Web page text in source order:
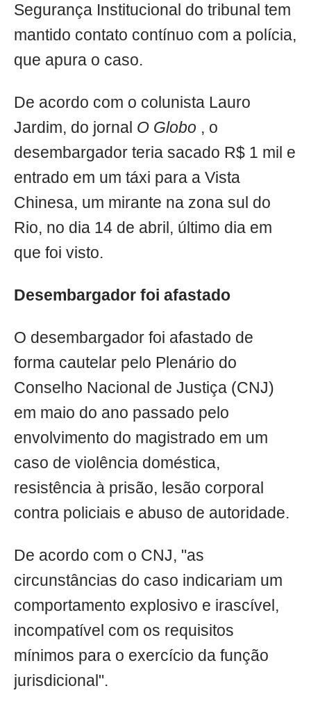
Segurança Institucional do tribunal tem
mantido contato contínuo com a polícia,
que apura o caso.
De acordo com o colunista Lauro
Jardim, do jornal O Globo , o
desembargador teria sacado R$ 1 mil e
entrado em um táxi para a Vista
Chinesa, um mirante na zona sul do
Rio, no dia 14 de abril, último dia em
que foi visto.
Desembargador foi afastado
O desembargador foi afastado de
forma cautelar pelo Plenário do
Conselho Nacional de Justiça (CNJ)
em maio do ano passado pelo
envolvimento do magistrado em um
caso de violência doméstica,
resistência à prisão, lesão corporal
contra policiais e abuso de autoridade.
De acordo com o CNJ, "as
circunstâncias do caso indicariam um
comportamento explosivo e irascível,
incompatível com os requisitos
mínimos para o exercício da função
jurisdicional".